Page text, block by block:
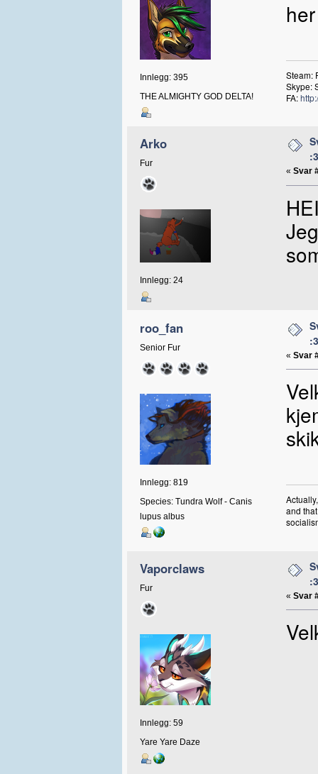
Innlegg: 395
THE ALMIGHTY GOD DELTA!
Steam:
Skype:
FA:
Arko
Fur
Innlegg: 24
:3
« Svar
roo_fan
Senior Fur
Innlegg: 819
Species: Tundra Wolf - Canis
lupus albus
:3
« Svar
and
Vaporclaws
Fur
Innlegg: 59
Yare Yare Daze
:3
« Svar